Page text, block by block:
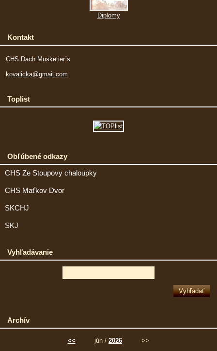
Diplomy
Kontakt
CHS Dach Musketier´s
kovalicka@gmail.com
Toplist
Obľúbené odkazy
CHS Ze Stoupovy chaloupky
CHS Maťkov Dvor
SKCHJ
SKJ
Vyhľadávanie
Archív
<< jún / 2026 >>